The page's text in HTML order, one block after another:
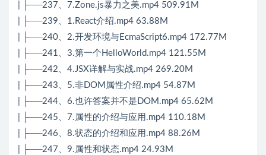
| ├──237、7.Zone.js暴力之美.mp4 509.91M
| ├──239、1.React介绍.mp4 63.88M
| ├──240、2.开发环境与EcmaScript6.mp4 172.77M
| ├──241、3.第一个HelloWorld.mp4 121.55M
| ├──242、4.JSX详解与实战.mp4 269.20M
| ├──243、5.非DOM属性介绍.mp4 54.87M
| ├──244、6.也许答案并不是DOM.mp4 65.62M
| ├──245、7.属性的介绍与应用.mp4 110.18M
| ├──246、8.状态的介绍和应用.mp4 88.26M
| ├──247、9.属性和状态.mp4 24.93M